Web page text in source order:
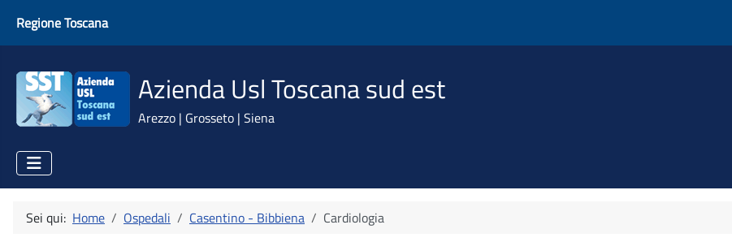
Regione Toscana
Azienda Usl Toscana sud est
Arezzo | Grosseto | Siena
Sei qui: Home Ospedali Casentino - Bibbiena Cardiologia